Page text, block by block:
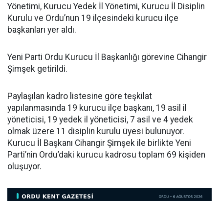
Yönetimi, Kurucu Yedek İl Yönetimi, Kurucu İl Disiplin
Kurulu ve Ordu’nun 19 ilçesindeki kurucu ilçe
başkanları yer aldı.
Yeni Parti Ordu Kurucu İl Başkanlığı görevine Cihangir
Şimşek getirildi.
Paylaşılan kadro listesine göre teşkilat
yapılanmasında 19 kurucu ilçe başkanı, 19 asil il
yöneticisi, 19 yedek il yöneticisi, 7 asil ve 4 yedek
olmak üzere 11 disiplin kurulu üyesi bulunuyor.
Kurucu İl Başkanı Cihangir Şimşek ile birlikte Yeni
Parti’nin Ordu’daki kurucu kadrosu toplam 69 kişiden
oluşuyor.